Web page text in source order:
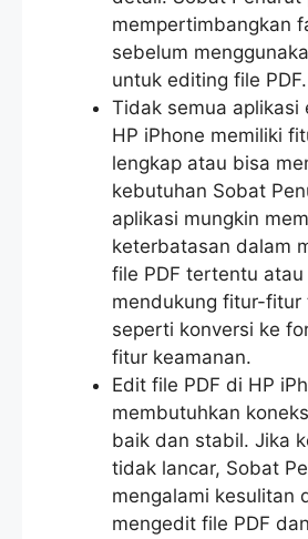
mempertimbangkan
sebelum
untuk editing file PDF.
Tidak semua aplikasi
HP iPhone memiliki
lengkap atau bisa
kebutuhan Sobat
aplikasi mungkin
keterbatasan dalam
file PDF tertentu
mendukung fitur-fitur
seperti konversi ke
fitur keamanan.
Edit file PDF di HP
membutuhkan
baik dan stabil. Jika
tidak lancar, Sobat
mengalami kesulitan
mengedit file PDF